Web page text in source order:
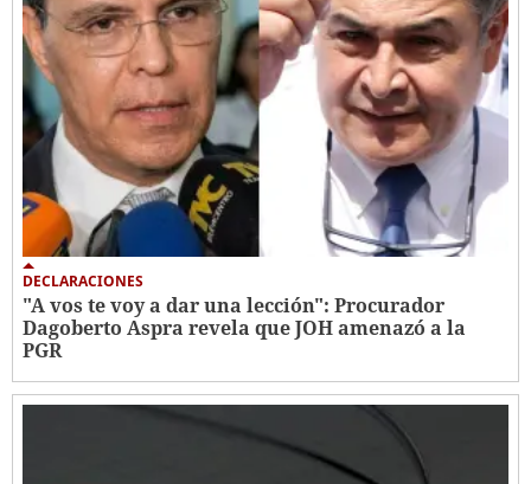
DECLARACIONES
"A vos te voy a dar una lección": Procurador
Dagoberto Aspra revela que JOH amenazó a la
PGR